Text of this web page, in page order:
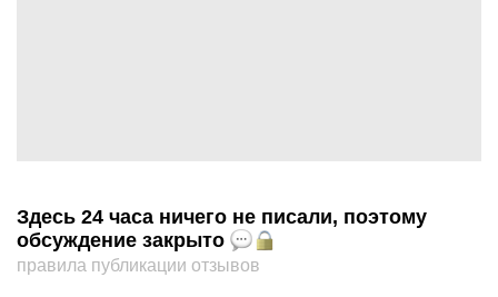
Здесь 24 часа ничего не писали, поэтому
обсуждение закрыто
правила публикации отзывов